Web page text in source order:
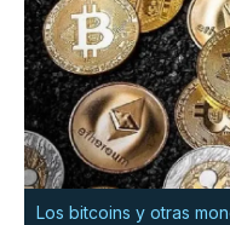
Los bitcoins y otras